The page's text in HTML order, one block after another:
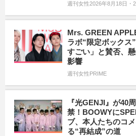
週刊女性2026年8月18日・
Mrs. GREEN
ラボ“限定ボックス
すごい」と賛否、
影響
週刊女性PRIME
『光GENJI』が40
禁！BOOWYに
ブ、本人たちのコ
る“再結成”の道